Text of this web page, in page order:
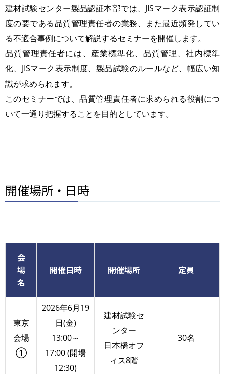
建材試験センター製品認証本部では、JISマーク表示認証制
度の要である品質管理責任者の業務、また最近頻発してい
る不適合事例について解説するセミナーを開催します。
品質管理責任者には、産業標準化、品質管理、社内標準
化、JISマーク表示制度、製品試験のルールなど、幅広い知
識が求められます。
このセミナーでは、品質管理責任者に求められる役割につ
いて一通り把握することを目的としています。
開催場所・日時
会
場
名
開催日時 開催場所 定員
東京
会場
①
2026年6月19
日(金)
13:00～
17:00 (開場
12:30)
建材試験セ
ンター
日本橋オフ
ィス8階
30名